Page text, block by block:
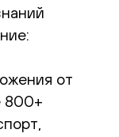
от
800+